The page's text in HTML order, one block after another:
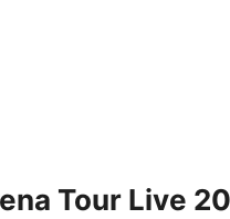
Tour Live